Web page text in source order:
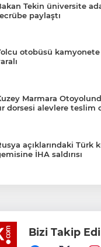
Tekin üniversite
paylaştı
otobüsü kamyonete
Marmara
dorsesi alevlere teslim
açıklarındaki Türk
İHA saldırısı
Fener’e mi,
Bizi Takip